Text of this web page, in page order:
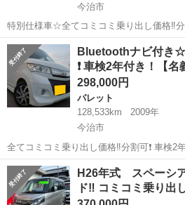
今治市
特別仕様車☆全てコミコミ乗り出し価格‼️分
変更代込み】大人気☆スズキ パレット
ロ☆SDナビ付き☆走行中DVD見れます
ドドア付き♪しか...
愛媛 今治市 パレット 走行距離
Bluetoothナビ付き
❗️ 車検2年付き！【
298,000円
パレット
128,533km
2009年
今治市
全てコミコミ乗り出し価格‼️分割可❗️ 車検2
大人気☆スズキ パレットSW
れます☆ETC付き☆便利な電動スライド
利なフルオ...
愛媛 今治市 パレット
H26年式 スペーシ
ド‼︎ コミコミ乗り出